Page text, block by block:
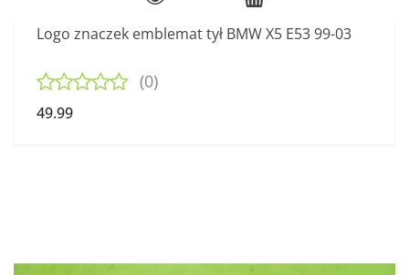
Logo znaczek emblemat tył BMW X5 E53 99-03
(0)
49.99